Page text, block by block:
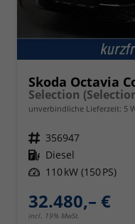
Skoda Octavia
unverbindliche Lieferzeit: 5
Fahrzeugnr. 356947
Kraftstoff Diesel
Leistung 110 kW (150 PS)
32.480,– €
incl. 19% MwSt.